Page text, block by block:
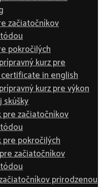
začiatočníkov
pokročilých
kurz pre
in english
kurz pre výkon
skúšky
pre začiatočníkov
pre pokročilých
začiatočníkov
prirodzenou